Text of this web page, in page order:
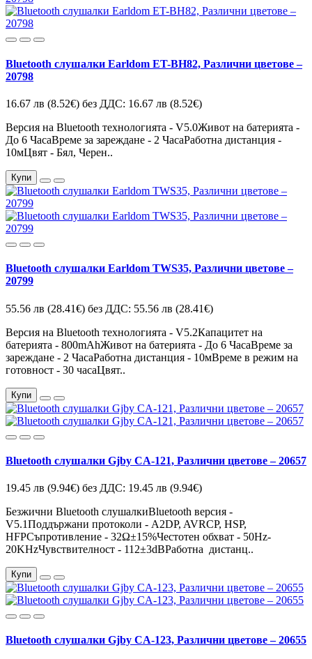
Bluetooth слушалки Earldom ET-BH82, Различни цветове –
20798
16.67 лв (8.52€) без ДДС: 16.67 лв (8.52€)
Версия на Bluetooth технологията - V5.0Живот на батерията -
До 6 ЧасаВреме за зареждане - 2 ЧасаРаботна дистанция -
10мЦвят - Бял, Черен..
Купи
Bluetooth слушалки Earldom TWS35, Различни цветове –
20799
55.56 лв (28.41€) без ДДС: 55.56 лв (28.41€)
Версия на Bluetooth технологията - V5.2Капацитет на
батерията - 800mAhЖивот на батерията - До 6 ЧасаВреме за
зареждане - 2 ЧасаРаботна дистанция - 10мВреме в режим на
готовност - 30 часаЦвят..
Купи
Bluetooth слушалки Gjby CA-121, Различни цветове – 20657
19.45 лв (9.94€) без ДДС: 19.45 лв (9.94€)
Безжични Bluetooth слушалкиBluetooth версия -
V5.1Поддържани протоколи - A2DP, AVRCP, HSP,
HFPСъпротивление - 32Ω±15%Честотен обхват - 50Hz-
20KHzЧувствителност - 112±3dBРаботна дистанц..
Купи
Bluetooth слушалки Gjby CA-123, Различни цветове – 20655